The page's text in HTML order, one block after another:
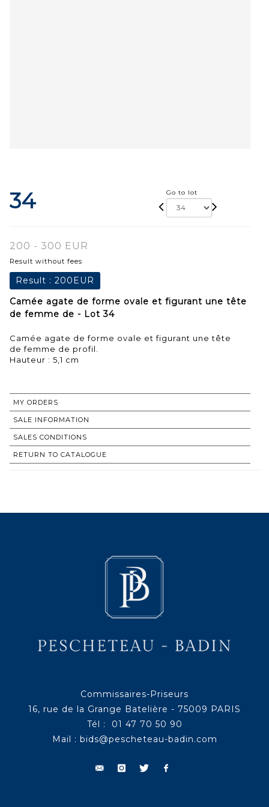
34 Go to lot
200 - 300 EUR
Result without fees
Result : 200EUR
Camée agate de forme ovale et figurant une tête
de femme de - Lot 34
Camée agate de forme ovale et figurant une tête
de femme de profil.
Hauteur : 5,1 cm
MY ORDERS
SALE INFORMATION
SALES CONDITIONS
RETURN TO CATALOGUE
Commissaires-Priseurs
16, rue de la Grange Batelière - 75009 PARIS
Tél : 01 47 70 50 90
Mail : bids@pescheteau-badin.com